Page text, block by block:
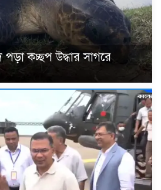
পড়া কচ্ছপ উদ্ধার সাগরে